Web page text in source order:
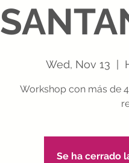
Wed, Nov 13
Workshop con más de
Se ha cerrado